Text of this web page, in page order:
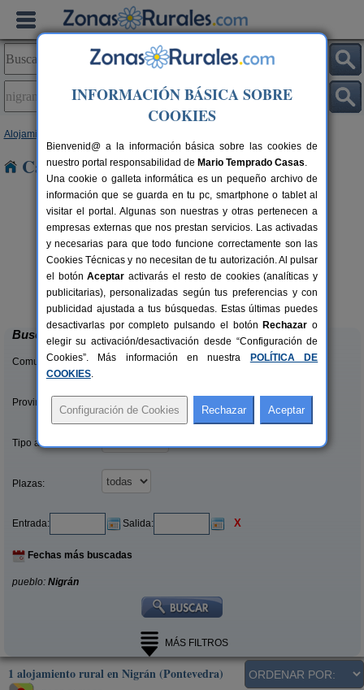
Alojamientos
Casas Rurales en Nigrán
12+1 pers.
desde32 €
Casal de Folgueiras
Meis (Pontevedra)
Buscar
Comunidades:
Provincias/Islas:
Tipo alquiler:
Plazas:
Entrada: Salida: X
Fechas más buscadas
pueblo: Nigrán
MÁS FILTROS
1 alojamiento rural en Nigrán (Pontevedra)
INFORMACIÓN BÁSICA SOBRE
COOKIES
Bienvenid@ a la información básica sobre las cookies de
nuestro portal responsabilidad de Mario Temprado Casas.
Una cookie o galleta informática es un pequeño archivo de
información que se guarda en tu pc, smartphone o tablet al
visitar el portal. Algunas son nuestras y otras pertenecen a
empresas externas que nos prestan servicios. Las activadas
y necesarias para que todo funcione correctamente son las
Cookies Técnicas y no necesitan de tu autorización. Al pulsar
el botónAceptar activarás el resto de cookies (analíticas y
publicitarias), personalizadas según tus preferencias y con
publicidad ajustada a tus búsquedas. Estas últimas puedes
desactivarlas por completo pulsando el botón Rechazar o
elegir su activación/desactivación desde “Configuración de
Cookies”. Más información en nuestra
POLÍTICA DE
COOKIES.